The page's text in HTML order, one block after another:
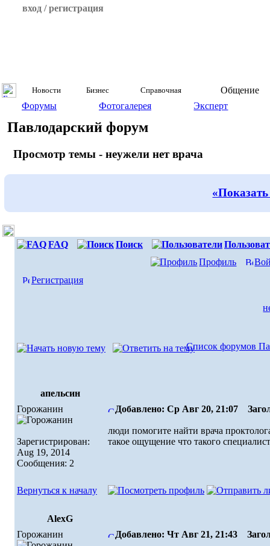
вход / регистрация
Новости Бизнес Справочная
Общение
Форумы
Фотогалерея Эксперт
Павлодарский форум
Просмотр темы - неужели нет врача
FAQ Поиск
Профиль
Регистрация
Список форумов
апельсин
Горожанин
Зарегистрирован:
Aug 19, 2014
Сообщения: 2
Добавлено: Ср Авг 20, 21:07
люди помогите найти врача
такое ощущение что такого
Вернуться к началу
AlexG
Горожанин
Добавлено: Чт Авг 21, 21:43